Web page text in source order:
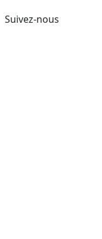
Suivez-nous